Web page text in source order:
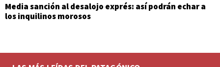
Media sanción al desalojo exprés: así podrán echar a
los inquilinos morosos